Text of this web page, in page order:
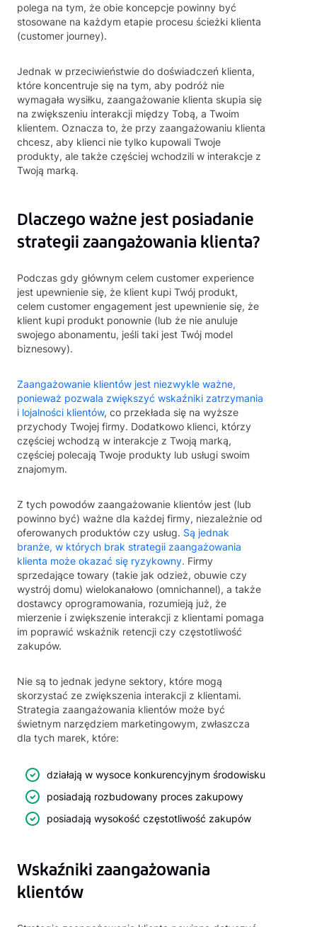
polega na tym, że obie koncepcje powinny być
stosowane na każdym etapie procesu ścieżki klienta
(customer journey).
Jednak w przeciwieństwie do doświadczeń klienta,
które koncentruje się na tym, aby podróż nie
wymagała wysiłku, zaangażowanie klienta skupia się
na zwiększeniu interakcji między Tobą, a Twoim
klientem. Oznacza to, że przy zaangażowaniu klienta
chcesz, aby klienci nie tylko kupowali Twoje
produkty, ale także częściej wchodzili w interakcje z
Twoją marką.
Dlaczego ważne jest posiadanie
strategii zaangażowania klienta?
Podczas gdy głównym celem customer experience
jest upewnienie się, że klient kupi Twój produkt,
celem customer engagement jest upewnienie się, że
klient kupi produkt ponownie (lub że nie anuluje
swojego abonamentu, jeśli taki jest Twój model
biznesowy).
Zaangażowanie klientów jest niezwykle ważne,
ponieważ pozwala zwiększyć wskaźniki zatrzymania
i lojalności klientów, co przekłada się na wyższe
przychody Twojej firmy. Dodatkowo klienci, którzy
częściej wchodzą w interakcje z Twoją marką,
częściej polecają Twoje produkty lub usługi swoim
znajomym.
Z tych powodów zaangażowanie klientów jest (lub
powinno być) ważne dla każdej firmy, niezależnie od
oferowanych produktów czy usług. Są jednak
branże, w których brak strategii zaangażowania
klienta może okazać się ryzykowny. Firmy
sprzedające towary (takie jak odzież, obuwie czy
wystrój domu) wielokanałowo (omnichannel), a także
dostawcy oprogramowania, rozumieją już, że
mierzenie i zwiększenie interakcji z klientami pomaga
im poprawić wskaźnik retencji czy częstotliwość
zakupów.
Nie są to jednak jedyne sektory, które mogą
skorzystać ze zwiększenia interakcji z klientami.
Strategia zaangażowania klientów może być
świetnym narzędziem marketingowym, zwłaszcza
dla tych marek, które:
działają w wysoce konkurencyjnym środowisku
posiadają rozbudowany proces zakupowy
posiadają wysokość częstotliwość zakupów
Wskaźniki zaangażowania
klientów